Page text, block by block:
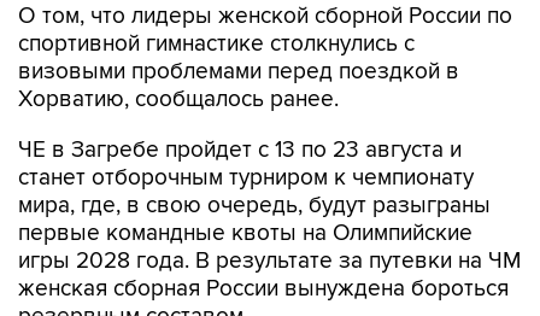
О том, что лидеры женской сборной России по
спортивной гимнастике столкнулись с
визовыми проблемами перед поездкой в
Хорватию, сообщалось ранее.
ЧЕ в Загребе пройдет с 13 по 23 августа и
станет отборочным турниром к чемпионату
мира, где, в свою очередь, будут разыграны
первые командные квоты на Олимпийские
игры 2028 года. В результате за путевки на ЧМ
женская сборная России вынуждена бороться